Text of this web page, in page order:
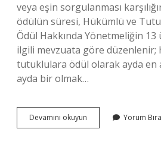
veya eşin sorgulanması
ödülün süresi, Hükümlü ve
Ödül Hakkında Yönetmeliğin 13
ilgili mevzuata göre düzenlenir;
tutuklulara ödül olarak ayda en
ayda bir olmak…
Devamını okuyun
Cezaevinde
Yorum